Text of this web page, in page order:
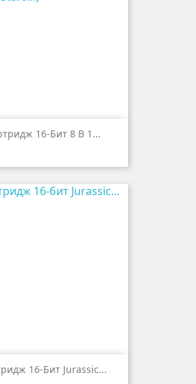
16-Бит 8 В 1...
16-Бит Jurassic...